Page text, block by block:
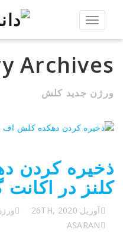
Toggle
Archives
ورژن جدید کلش
ذخیره کردن
کلنز در
آوریل 26TH, 2020
ASARAN